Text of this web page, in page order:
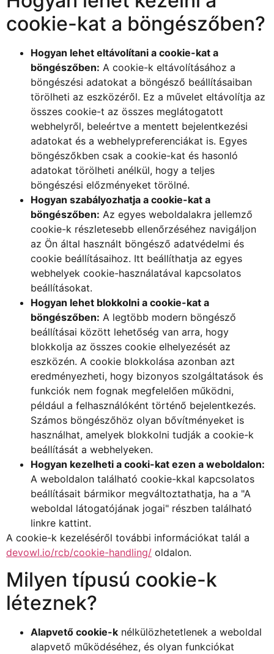
cookie-kat a böngészőben?
Hogyan lehet eltávolítani a cookie-kat a
böngészőben: A cookie-k eltávolításához a
böngészési adatokat a böngésző beállításaiban
törölheti az eszközéről. Ez a művelet eltávolítja az
összes cookie-t az összes meglátogatott
webhelyről, beleértve a mentett bejelentkezési
adatokat és a webhelypreferenciákat is. Egyes
böngészőkben csak a cookie-kat és hasonló
adatokat törölheti anélkül, hogy a teljes
böngészési előzményeket törölné.
Hogyan szabályozhatja a cookie-kat a
böngészőben: Az egyes weboldalakra jellemző
cookie-k részletesebb ellenőrzéséhez navigáljon
az Ön által használt böngésző adatvédelmi és
cookie beállításaihoz. Itt beállíthatja az egyes
webhelyek cookie-használatával kapcsolatos
beállításokat.
Hogyan lehet blokkolni a cookie-kat a
böngészőben: A legtöbb modern böngésző
beállításai között lehetőség van arra, hogy
blokkolja az összes cookie elhelyezését az
eszközén. A cookie blokkolása azonban azt
eredményezheti, hogy bizonyos szolgáltatások és
funkciók nem fognak megfelelően működni,
például a felhasználóként történő bejelentkezés.
Számos böngészőhöz olyan bővítményeket is
használhat, amelyek blokkolni tudják a cookie-k
beállítását a webhelyeken.
Hogyan kezelheti a cooki-kat ezen a weboldalon:
A weboldalon található cookie-kkal kapcsolatos
beállításait bármikor megváltoztathatja, ha a "A
weboldal látogatójának jogai" részben található
linkre kattint.
A cookie-k kezeléséről további információkat talál a
devowl.io/rcb/cookie-handling/ oldalon.
Milyen típusú cookie-k
léteznek?
Alapvető cookie-k nélkülözhetetlenek a weboldal
alapvető működéséhez, és olyan funkciókat